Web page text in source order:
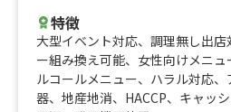
特徴
大型イベント対応、 調理無し出店
ー組み換え可能、 女性向けメニュ
ルコールメニュー、 ハラル対応、
器、 地産地消、 HACCP、 キャッ